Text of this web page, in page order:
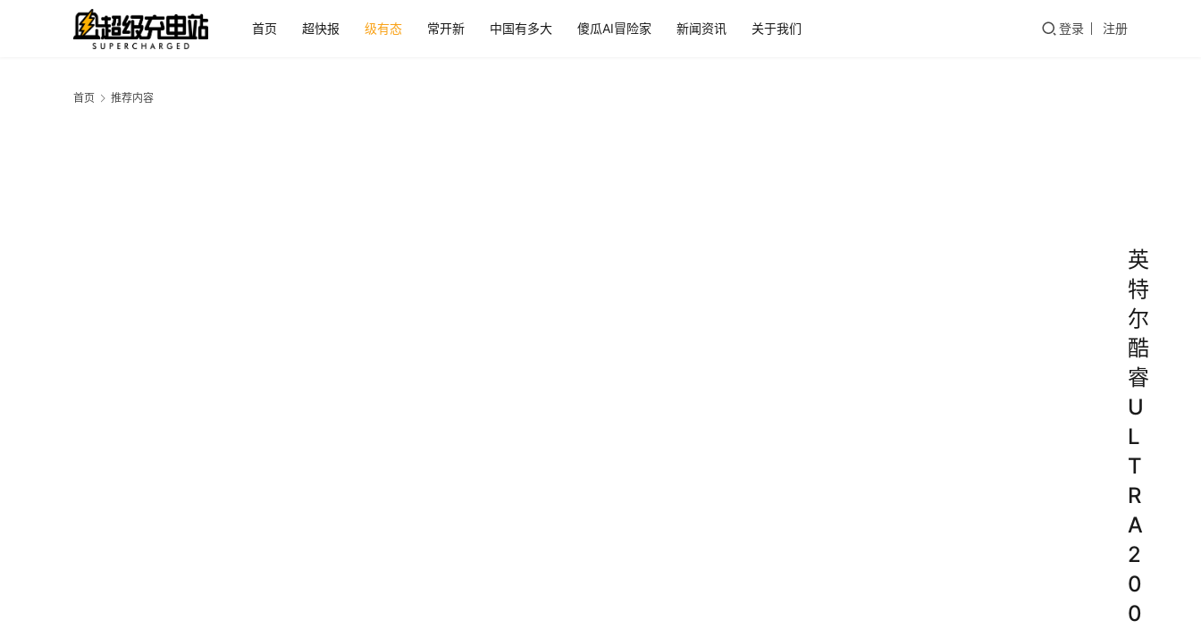
首页 超快报 级有态 常开新 中国有多大 傻瓜AI冒险家 新闻资讯 关于我们 登录 注册
首页 推荐内容
英
特
尔
酷
睿
U
L
T
R
A
2
0
0